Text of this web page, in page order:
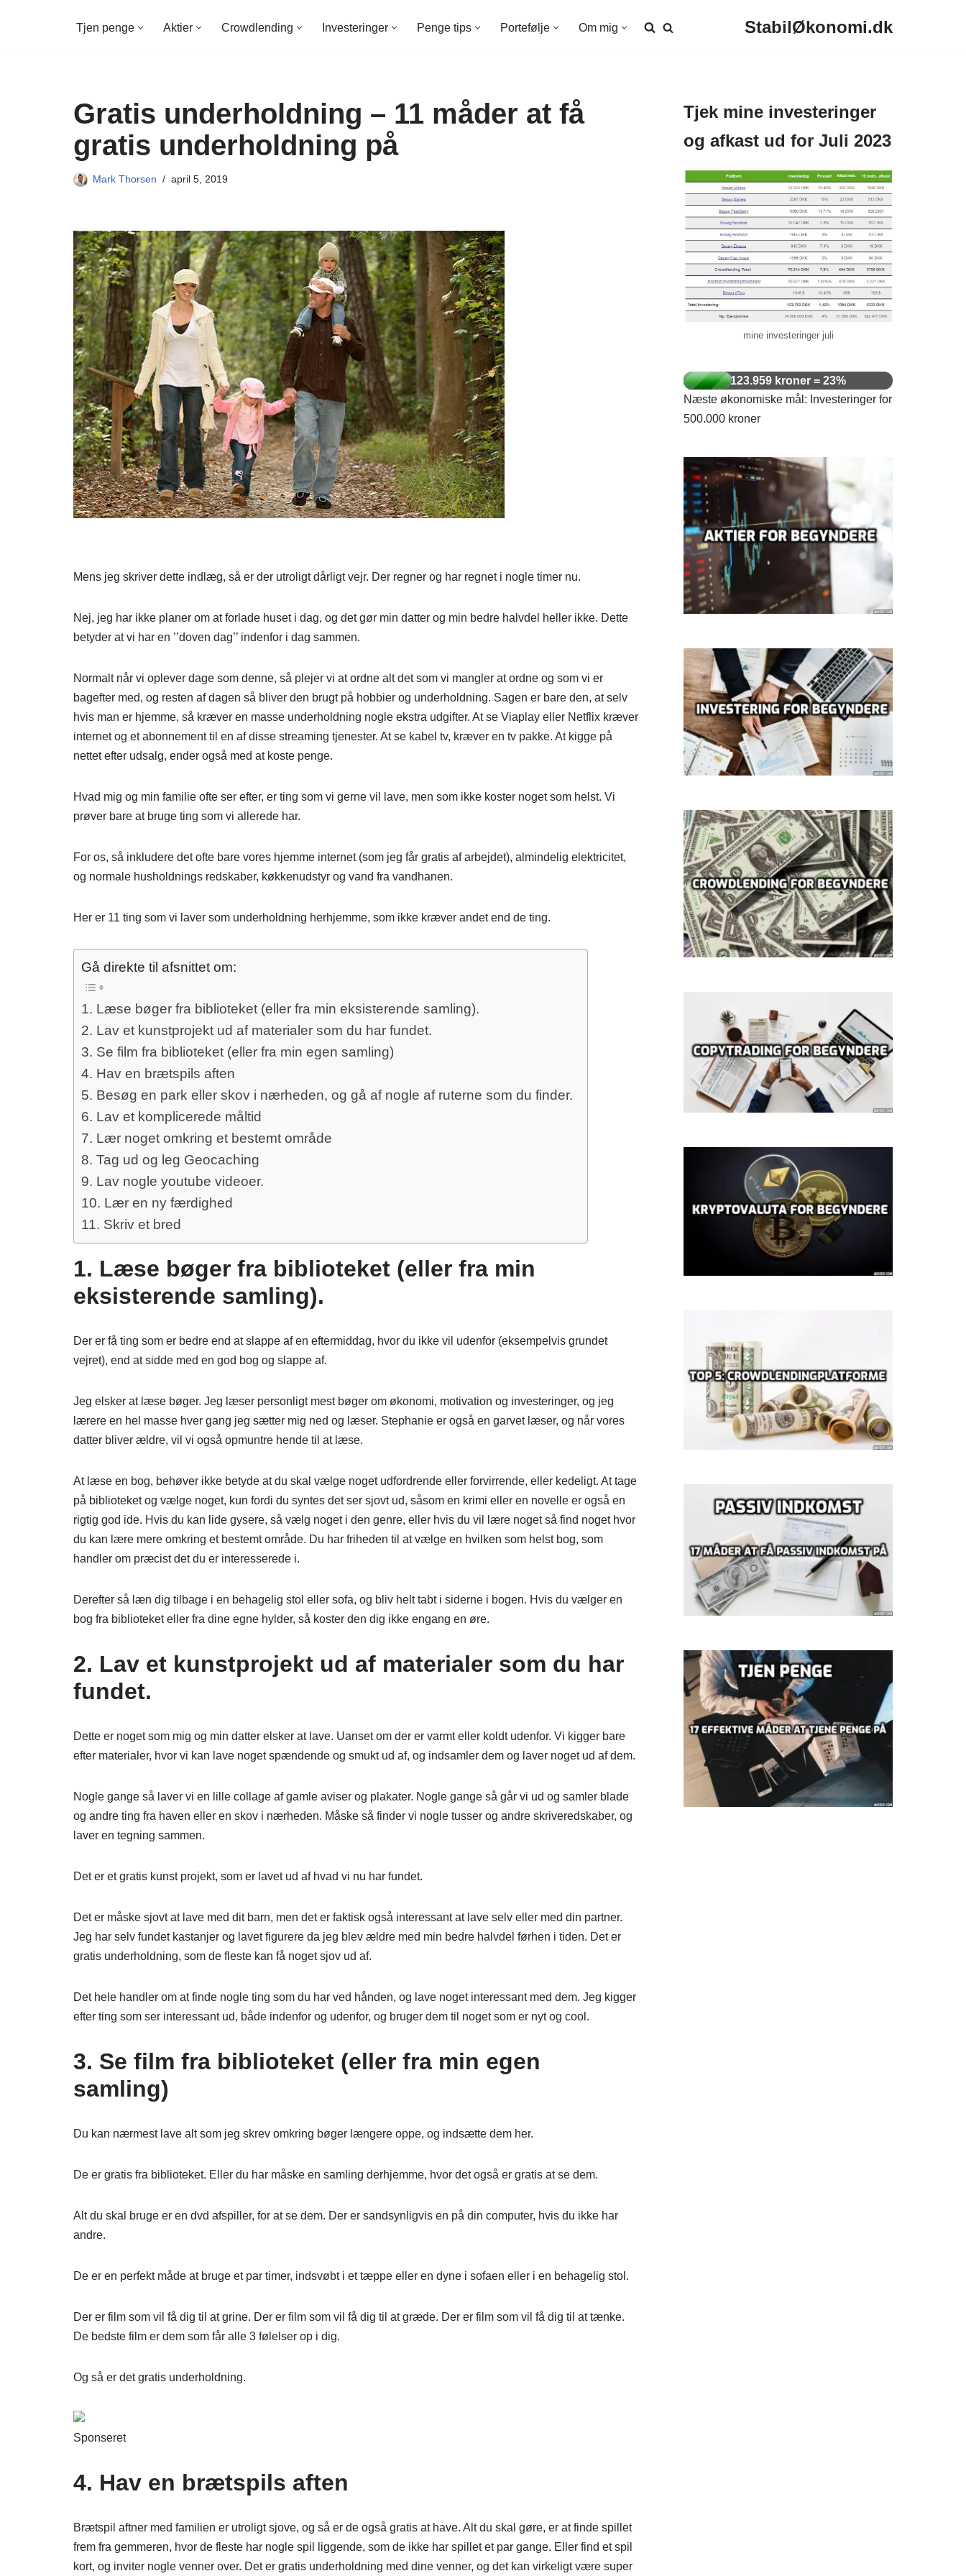
Tjen penge Aktier Crowdlending Investeringer Penge tips Portefølje Om mig StabilØkonomi.dk
Gratis underholdning – 11 måder at få
gratis underholdning på
Mark Thorsen april 5, 2019
Mens jeg skriver dette indlæg, så er der utroligt dårligt vejr. Der regner og har regnet i nogle timer nu.
Nej, jeg har ikke planer om at forlade huset i dag, og det gør min datter og min bedre halvdel heller ikke. Dette
betyder at vi har en ’’doven dag’’ indenfor i dag sammen.
Normalt når vi oplever dage som denne, så plejer vi at ordne alt det som vi mangler at ordne og som vi er
bagefter med, og resten af dagen så bliver den brugt på hobbier og underholdning. Sagen er bare den, at selv
hvis man er hjemme, så kræver en masse underholdning nogle ekstra udgifter. At se Viaplay eller Netflix kræver
internet og et abonnement til en af disse streaming tjenester. At se kabel tv, kræver en tv pakke. At kigge på
nettet efter udsalg, ender også med at koste penge.
Hvad mig og min familie ofte ser efter, er ting som vi gerne vil lave, men som ikke koster noget som helst. Vi
prøver bare at bruge ting som vi allerede har.
For os, så inkludere det ofte bare vores hjemme internet (som jeg får gratis af arbejdet), almindelig elektricitet,
og normale husholdnings redskaber, køkkenudstyr og vand fra vandhanen.
Her er 11 ting som vi laver som underholdning herhjemme, som ikke kræver andet end de ting.
Gå direkte til afsnittet om:
1. Læse bøger fra biblioteket (eller fra min eksisterende samling).
2. Lav et kunstprojekt ud af materialer som du har fundet.
3. Se film fra biblioteket (eller fra min egen samling)
4. Hav en brætspils aften
5. Besøg en park eller skov i nærheden, og gå af nogle af ruterne som du finder.
6. Lav et komplicerede måltid
7. Lær noget omkring et bestemt område
8. Tag ud og leg Geocaching
9. Lav nogle youtube videoer.
10. Lær en ny færdighed
11. Skriv et bred
1. Læse bøger fra biblioteket (eller fra min
eksisterende samling).
Der er få ting som er bedre end at slappe af en eftermiddag, hvor du ikke vil udenfor (eksempelvis grundet
vejret), end at sidde med en god bog og slappe af.
Jeg elsker at læse bøger. Jeg læser personligt mest bøger om økonomi, motivation og investeringer, og jeg
lærere en hel masse hver gang jeg sætter mig ned og læser. Stephanie er også en garvet læser, og når vores
datter bliver ældre, vil vi også opmuntre hende til at læse.
At læse en bog, behøver ikke betyde at du skal vælge noget udfordrende eller forvirrende, eller kedeligt. At tage
på biblioteket og vælge noget, kun fordi du syntes det ser sjovt ud, såsom en krimi eller en novelle er også en
rigtig god ide. Hvis du kan lide gysere, så vælg noget i den genre, eller hvis du vil lære noget så find noget hvor
du kan lære mere omkring et bestemt område. Du har friheden til at vælge en hvilken som helst bog, som
handler om præcist det du er interesserede i.
Derefter så læn dig tilbage i en behagelig stol eller sofa, og bliv helt tabt i siderne i bogen. Hvis du vælger en
bog fra biblioteket eller fra dine egne hylder, så koster den dig ikke engang en øre.
2. Lav et kunstprojekt ud af materialer som du har
fundet.
Dette er noget som mig og min datter elsker at lave. Uanset om der er varmt eller koldt udenfor. Vi kigger bare
efter materialer, hvor vi kan lave noget spændende og smukt ud af, og indsamler dem og laver noget ud af dem.
Nogle gange så laver vi en lille collage af gamle aviser og plakater. Nogle gange så går vi ud og samler blade
og andre ting fra haven eller en skov i nærheden. Måske så finder vi nogle tusser og andre skriveredskaber, og
laver en tegning sammen.
Det er et gratis kunst projekt, som er lavet ud af hvad vi nu har fundet.
Det er måske sjovt at lave med dit barn, men det er faktisk også interessant at lave selv eller med din partner.
Jeg har selv fundet kastanjer og lavet figurere da jeg blev ældre med min bedre halvdel førhen i tiden. Det er
gratis underholdning, som de fleste kan få noget sjov ud af.
Det hele handler om at finde nogle ting som du har ved hånden, og lave noget interessant med dem. Jeg kigger
efter ting som ser interessant ud, både indenfor og udenfor, og bruger dem til noget som er nyt og cool.
3. Se film fra biblioteket (eller fra min egen
samling)
Du kan nærmest lave alt som jeg skrev omkring bøger længere oppe, og indsætte dem her.
De er gratis fra biblioteket. Eller du har måske en samling derhjemme, hvor det også er gratis at se dem.
Alt du skal bruge er en dvd afspiller, for at se dem. Der er sandsynligvis en på din computer, hvis du ikke har
andre.
De er en perfekt måde at bruge et par timer, indsvøbt i et tæppe eller en dyne i sofaen eller i en behagelig stol.
Der er film som vil få dig til at grine. Der er film som vil få dig til at græde. Der er film som vil få dig til at tænke.
De bedste film er dem som får alle 3 følelser op i dig.
Og så er det gratis underholdning.
Sponseret
4. Hav en brætspils aften
Brætspil aftner med familien er utroligt sjove, og så er de også gratis at have. Alt du skal gøre, er at finde spillet
frem fra gemmeren, hvor de fleste har nogle spil liggende, som de ikke har spillet et par gange. Eller find et spil
kort, og inviter nogle venner over. Det er gratis underholdning med dine venner, og det kan virkeligt være super
Tjek mine investeringer
og afkast ud for Juli 2023
mine investeringer juli
123.959 kroner = 23%
Næste økonomiske mål: Investeringer for
500.000 kroner